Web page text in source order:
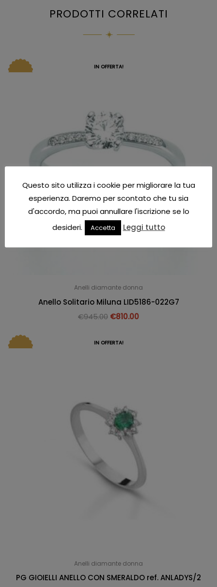
PRODOTTI CORRELATI
IN OFFERTA!
Anelli diamante donna
Anello Solitario Miluna LID5186-022G7
€945.00 €810.00
IN OFFERTA!
Anelli diamante donna
PG GIOIELLI ANELLO CON SMERALDO ref. ANLADYS/2
Questo sito utilizza i cookie per migliorare la tua
esperienza. Daremo per scontato che tu sia
d'accordo, ma puoi annullare l'iscrizione se lo
desideri.
Accetta Leggi tutto